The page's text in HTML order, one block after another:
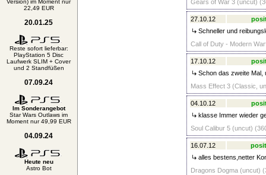
Version) im Moment nur
22,49 EUR
20.01.25
Reste sofort lieferbar:
PlayStation 5 Disc
Laufwerk SLIM + Cover
und 2 Standfüßen
07.09.24
Im Sonderangebot
Star Wars Outlaws im
Moment nur 49,99 EUR
04.09.24
Heute neu
Astro Bot
Gears of War 3 (uncut)
27.10.12
Schneller und
Call of Duty - Modern
17.10.12
Schon das zweite Mal,
Mass Effect 3 (Classic,
04.10.12
klasse Immer wieder
Soul Calibur 5 (uncut)
16.07.12
alles bestens,netter
Dragons Dogma (uncut)